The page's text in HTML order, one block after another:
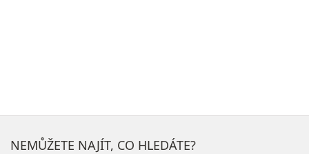
NEMŮŽETE NAJÍT, CO HLEDÁTE?